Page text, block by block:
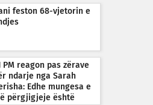
feston 68-vjetorin e
PM reagon pas zërave
ndarje nga Sarah
Edhe mungesa e
përgjigjeje është